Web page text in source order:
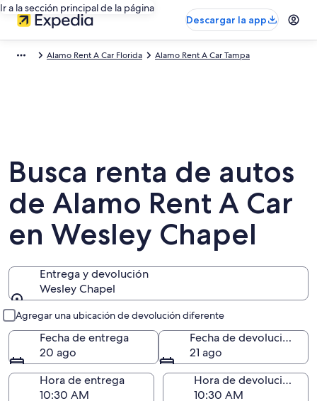
Ir a la sección principal de la página
Descargar la app
Alamo Rent A Car Florida Alamo Rent A Car Tampa
Busca renta de autos
de Alamo Rent A Car
en Wesley Chapel
Entrega y devolución
Wesley Chapel
Agregar una ubicación de devolución diferente
Fecha de entrega
20 ago
Fecha de devolución
21 ago
Hora de entrega
Hora de devolución